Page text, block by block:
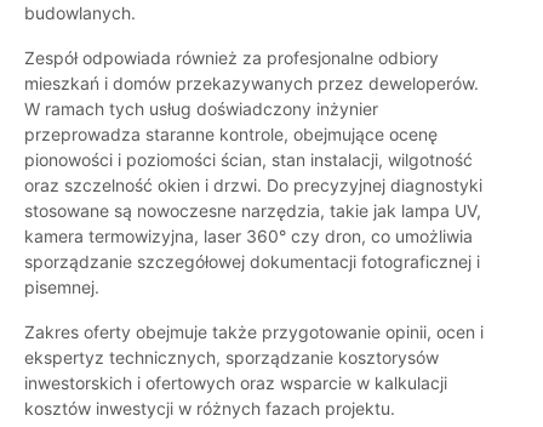
budowlanych.
Zespół odpowiada również za profesjonalne odbiory
mieszkań i domów przekazywanych przez deweloperów.
W ramach tych usług doświadczony inżynier
przeprowadza staranne kontrole, obejmujące ocenę
pionowości i poziomości ścian, stan instalacji, wilgotność
oraz szczelność okien i drzwi. Do precyzyjnej diagnostyki
stosowane są nowoczesne narzędzia, takie jak lampa UV,
kamera termowizyjna, laser 360° czy dron, co umożliwia
sporządzanie szczegółowej dokumentacji fotograficznej i
pisemnej.
Zakres oferty obejmuje także przygotowanie opinii, ocen i
ekspertyz technicznych, sporządzanie kosztorysów
inwestorskich i ofertowych oraz wsparcie w kalkulacji
kosztów inwestycji w różnych fazach projektu.